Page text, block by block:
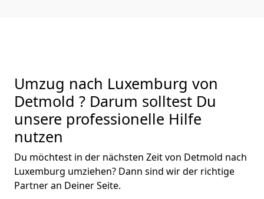
Umzug nach Luxemburg von
Detmold ? Darum solltest Du
unsere professionelle Hilfe
nutzen
Du möchtest in der nächsten Zeit von Detmold nach
Luxemburg umziehen? Dann sind wir der richtige
Partner an Deiner Seite.